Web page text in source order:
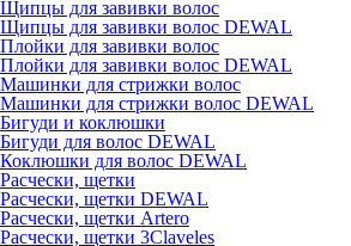
Щипцы для завивки волос
Щипцы для завивки волос DEWAL
Плойки для завивки волос
Плойки для завивки волос DEWAL
Машинки для стрижки волос
Машинки для стрижки волос DEWAL
Бигуди и коклюшки
Бигуди для волос DEWAL
Коклюшки для волос DEWAL
Расчески, щетки
Расчески, щетки DEWAL
Расчески, щетки Artero
Расчески, щетки 3Claveles